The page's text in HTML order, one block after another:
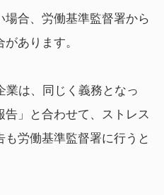
合、労働基準監督署から
あります。
業は、同じく義務となっ
」と合わせて、ストレス
労働基準監督署に行うと